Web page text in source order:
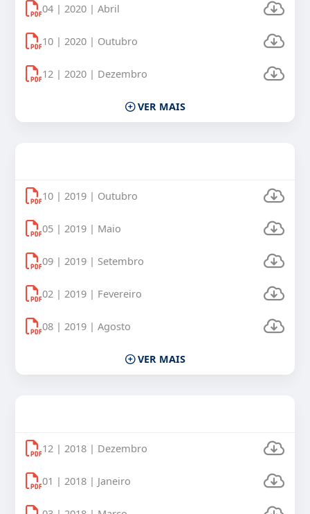
04 | 2020 | Abril
10 | 2020 | Outubro
12 | 2020 | Dezembro
VER MAIS
10 | 2019 | Outubro
05 | 2019 | Maio
09 | 2019 | Setembro
02 | 2019 | Fevereiro
08 | 2019 | Agosto
VER MAIS
12 | 2018 | Dezembro
01 | 2018 | Janeiro